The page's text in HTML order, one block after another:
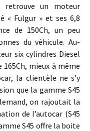
retrouve un moteur
« Fulgur » et ses 6,8
de 150Ch, un peu
du véhicule. Au-
six cylindres Diesel
mieux à même
la clientèle ne s’y
que la gamme S45
on rajoutait la
de l’autocar (S45
S45 offre la boite